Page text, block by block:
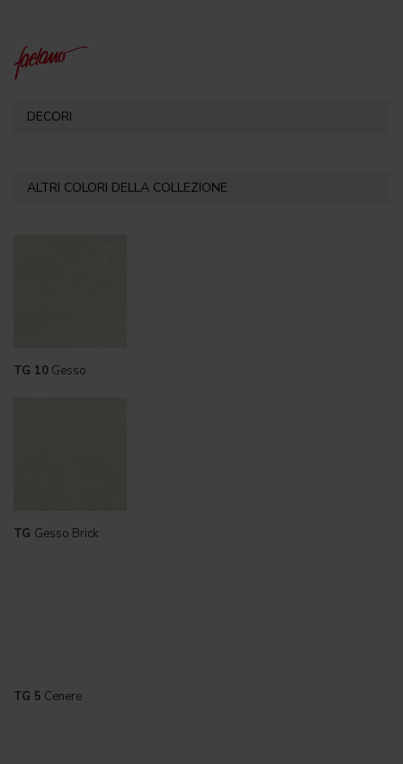
DECORI
ALTRI COLORI DELLA COLLEZIONE
TG 10 Gesso
TG Gesso Brick
TG 5 Cenere